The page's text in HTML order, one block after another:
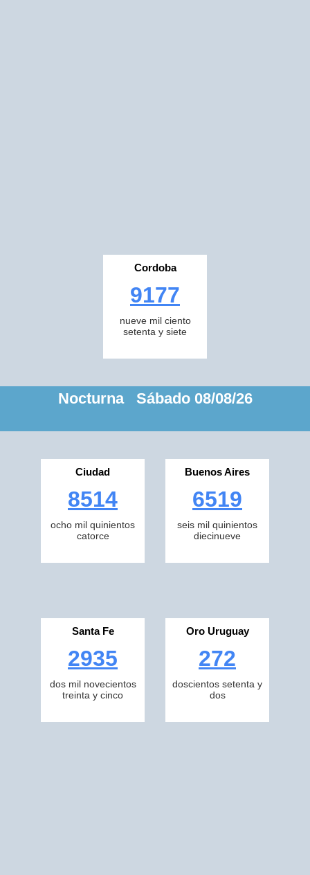
Cordoba
9177
nueve mil ciento
setenta y siete
Nocturna Sábado 08/08/26
Ciudad
8514
ocho mil quinientos
catorce
Buenos Aires
6519
seis mil quinientos
diecinueve
Santa Fe
2935
dos mil novecientos
treinta y cinco
Oro Uruguay
272
doscientos setenta y
dos